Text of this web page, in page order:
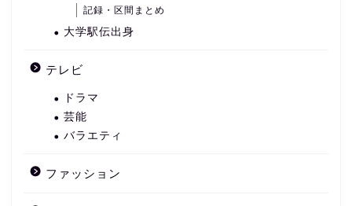
記録・区間まとめ
大学駅伝出身
テレビ
ドラマ
芸能
バラエティ
ファッション